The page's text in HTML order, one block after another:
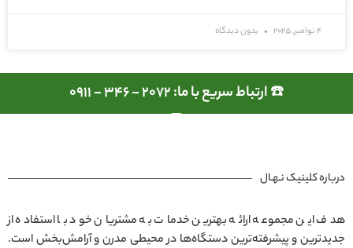
4 نوامبر, 2025 بدون دیدگاه
☎️ ارتباط سریع با ما: 2072 - 346 - 0911
درباره کلینیک نـهـال
هدف این مجموعه ارائه بهترین خدمات به مشتریان خود با استفاده از
جدیدترین و پیشرفته‌ترین دستگاه‌ها در محیطی مدرن و آرامش‌بخش است.